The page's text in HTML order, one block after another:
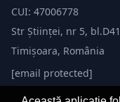
CUI: 47006778
Str Științei, nr 5,
Timișoara, România
[email protected]